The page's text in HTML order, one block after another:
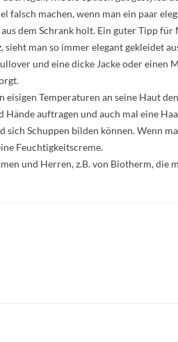
falsch machen, wenn man ein paar
dem Schrank holt. Ein guter Tipp
sieht man so immer elegant gekleidet
und eine dicke Jacke oder einen
Temperaturen an seine Haut
auftragen und auch mal eine
Schuppen bilden können. Wenn
Feuchtigkeitscreme.
und Herren, z.B. von Biotherm, die